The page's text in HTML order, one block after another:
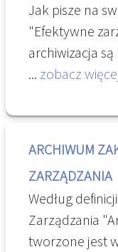
organizację
zgodnością
danych. [...] "
brakiem
Jak pisze na
"Efektywne
archiwizacja
zakładów i
porządku w
rosnącej ilości
przestrzeni.
elementów
wybór
zakładowego.
... zobacz więcej
ARCHIWUM
ZARZĄDZANIA
Według
Zarządzania
tworzone jest